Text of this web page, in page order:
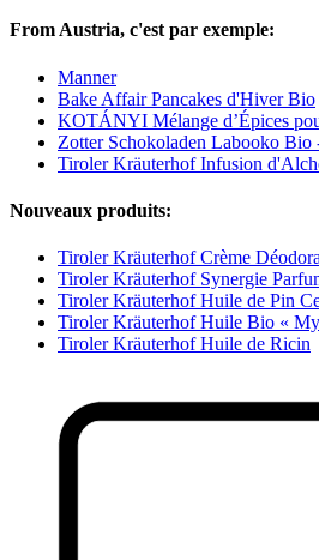
From Austria, c'est par exemple:
Manner
Bake Affair Pancakes d'Hiver Bio
KOTÁNYI Mélange d’Épices
Zotter Schokoladen Labooko
Tiroler Kräuterhof Infusion
Nouveaux produits:
Tiroler Kräuterhof Crème
Tiroler Kräuterhof Synergie
Tiroler Kräuterhof Huile de Pin
Tiroler Kräuterhof Huile Bio «
Tiroler Kräuterhof Huile de Ricin